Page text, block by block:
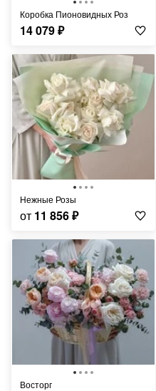
Коробка Пионовидных Роз
14 079₽
Нежные Розы
от 11 856₽
Восторг